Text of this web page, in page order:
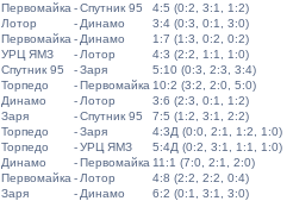
Первомайка -Спутник 95
4:5 (0:2, 3:1, 1:2)
Лотор - Динамо
3:4 (0:3, 0:1, 3:0)
Первомайка - Динамо
1:7 (1:3, 0:2, 0:2)
УРЦ ЯМЗ - Лотор
4:3 (2:2, 1:1, 1:0)
Спутник 95 -Заря
5:10 (0:3, 2:3, 3:4)
Торпедо -Первомайка 10:2 (3:2, 2:0, 5:0)
Динамо - Лотор
3:6 (2:3, 0:1, 1:2)
Заря -Спутник 95
7:5 (1:2, 3:1, 2:2)
Торпедо -Заря
4:3Д (0:0, 2:1, 1:2, 1:0)
Торпедо -УРЦ ЯМЗ
5:4Д (0:2, 3:1, 1:1, 1:0)
Динамо -Первомайка 11:1 (7:0, 2:1, 2:0)
Первомайка - Лотор
4:8 (2:2, 2:2, 0:4)
Заря - Динамо
6:2 (0:1, 3:1, 3:0)